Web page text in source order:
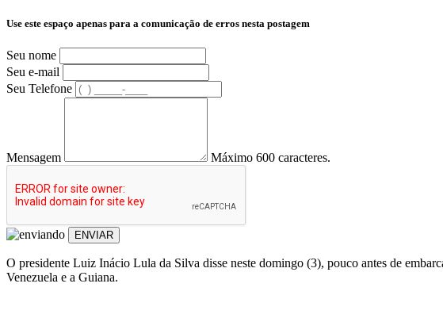
Use este espaço apenas para a comunicação de erros nesta postagem
Seu nome
Seu e-mail
Seu Telefone
Mensagem Máximo 600 caracteres.
ENVIAR
O presidente Luiz Inácio Lula da Silva disse neste domingo (3), pouco antes de
Venezuela e a Guiana.